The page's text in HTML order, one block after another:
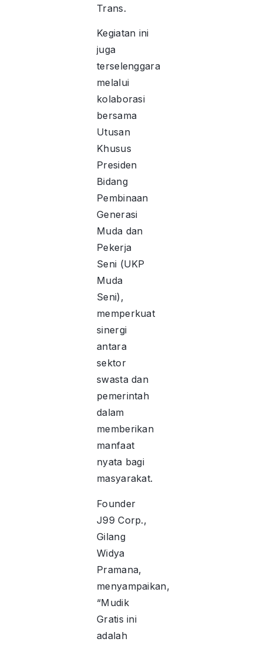
Trans.
Kegiatan ini
juga
terselenggara
melalui
kolaborasi
bersama
Utusan
Khusus
Presiden
Bidang
Pembinaan
Generasi
Muda dan
Pekerja
Seni (UKP
Muda
Seni),
memperkuat
sinergi
antara
sektor
swasta dan
pemerintah
dalam
memberikan
manfaat
nyata bagi
masyarakat.
Founder
J99 Corp.,
Gilang
Widya
Pramana,
menyampaikan,
“Mudik
Gratis ini
adalah